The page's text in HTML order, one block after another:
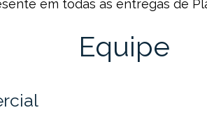
em todas as entregas de
Equipe